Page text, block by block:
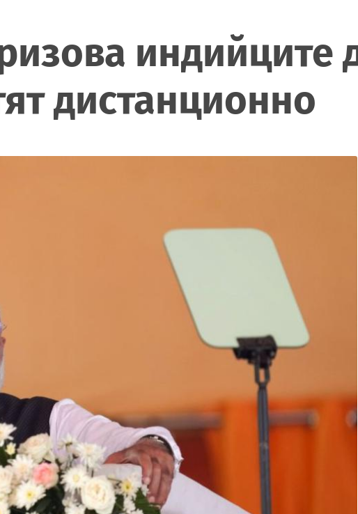
индийците
дистанционно